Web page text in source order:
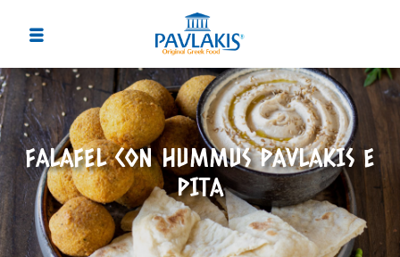
FALAFEL CON HUMMUS PAVLAKIS E
PITA